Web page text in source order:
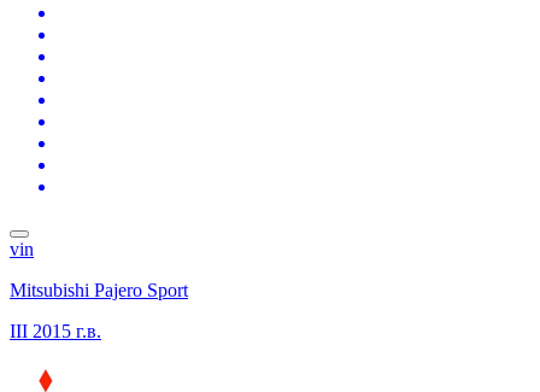
vin
Mitsubishi Pajero Sport
III 2015 г.в.